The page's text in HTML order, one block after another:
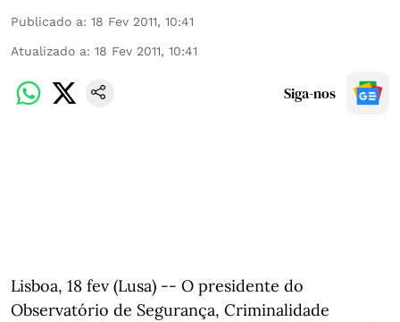
Publicado a: 18 Fev 2011, 10:41
Atualizado a: 18 Fev 2011, 10:41
Siga-nos
Lisboa, 18 fev (Lusa) -- O presidente do
Observatório de Segurança, Criminalidade